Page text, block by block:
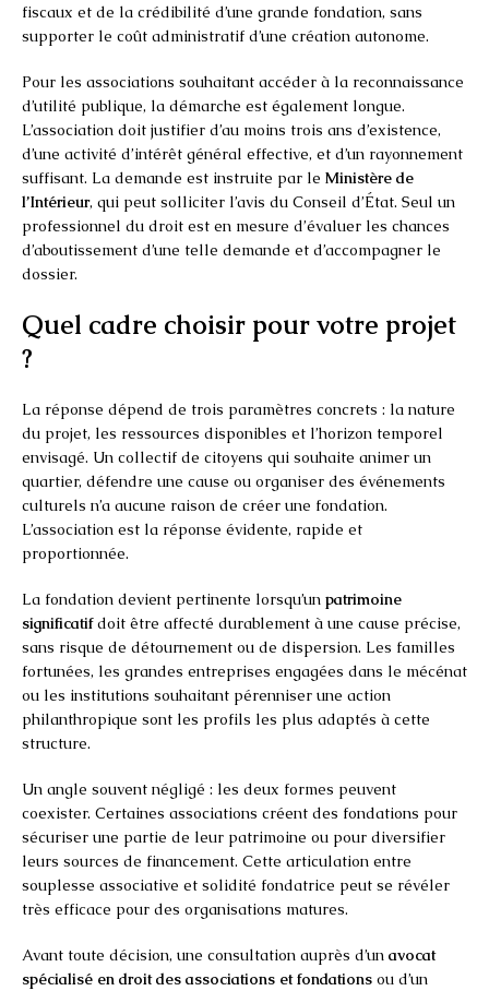
fiscaux et de la crédibilité d’une grande fondation, sans
supporter le coût administratif d’une création autonome.
Pour les associations souhaitant accéder à la reconnaissance
d’utilité publique, la démarche est également longue.
L’association doit justifier d’au moins trois ans d’existence,
d’une activité d’intérêt général effective, et d’un rayonnement
suffisant. La demande est instruite par le Ministère de
l’Intérieur, qui peut solliciter l’avis du Conseil d’État. Seul un
professionnel du droit est en mesure d’évaluer les chances
d’aboutissement d’une telle demande et d’accompagner le
dossier.
Quel cadre choisir pour votre projet
?
La réponse dépend de trois paramètres concrets : la nature
du projet, les ressources disponibles et l’horizon temporel
envisagé. Un collectif de citoyens qui souhaite animer un
quartier, défendre une cause ou organiser des événements
culturels n’a aucune raison de créer une fondation.
L’association est la réponse évidente, rapide et
proportionnée.
La fondation devient pertinente lorsqu’un patrimoine
significatifdoit être affecté durablement à une cause précise,
sans risque de détournement ou de dispersion. Les familles
fortunées, les grandes entreprises engagées dans le mécénat
ou les institutions souhaitant pérenniser une action
philanthropique sont les profils les plus adaptés à cette
structure.
Un angle souvent négligé : les deux formes peuvent
coexister. Certaines associations créent des fondations pour
sécuriser une partie de leur patrimoine ou pour diversifier
leurs sources de financement. Cette articulation entre
souplesse associative et solidité fondatrice peut se révéler
très efficace pour des organisations matures.
Avant toute décision, une consultation auprès d’un avocat
spécialisé en droit des associations et fondations ou d’un